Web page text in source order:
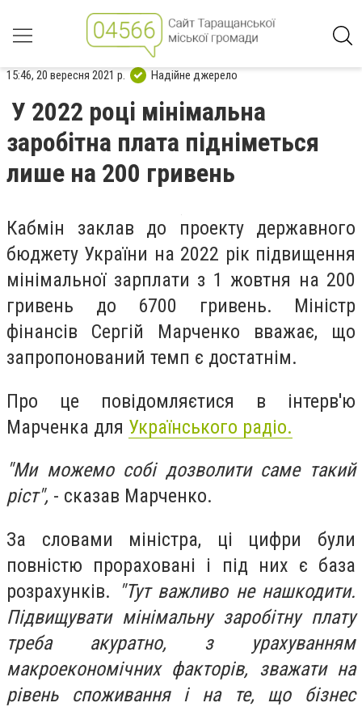
15:46, 20 вересня 2021 р. Надійне джерело
У 2022 році мінімальна
заробітна плата підніметься
лише на 200 гривень
Кабмін заклав до проекту державного
бюджету України на 2022 рік підвищення
мінімальної зарплати з 1 жовтня на 200
гривень до 6700 гривень. Міністр
фінансів Сергій Марченко вважає, що
запропонований темп є достатнім.
Про це повідомляєтися в інтерв'ю
Марченка для Українського радіо.
"Ми можемо собі дозволити саме такий
ріст", - сказав Марченко.
За словами міністра, ці цифри були
повністю прораховані і під них є база
розрахунків. "Тут важливо не нашкодити.
Підвищувати мінімальну заробітну плату
треба акуратно, з урахуванням
макроекономічних факторів, зважати на
рівень споживання і на те, що бізнес